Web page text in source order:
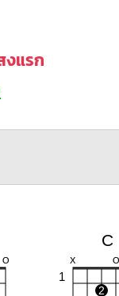
งแรก
O
C
X O
1
2